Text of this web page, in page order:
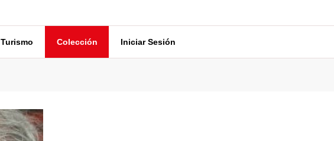
Turismo Colección Iniciar Sesión